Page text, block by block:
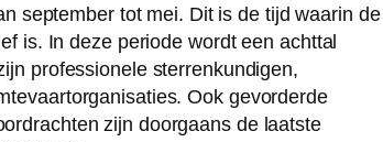
september tot mei. Dit is de tijd waarin de
is. In deze periode wordt een achttal
professionele sterrenkundigen,
Ook gevorderde
zijn doorgaans de laatste